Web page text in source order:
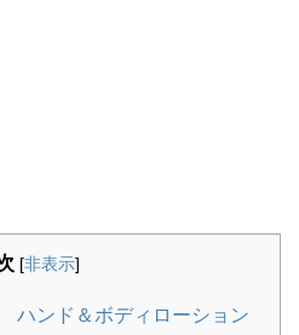
[非表示]
ハンド＆ボディローション